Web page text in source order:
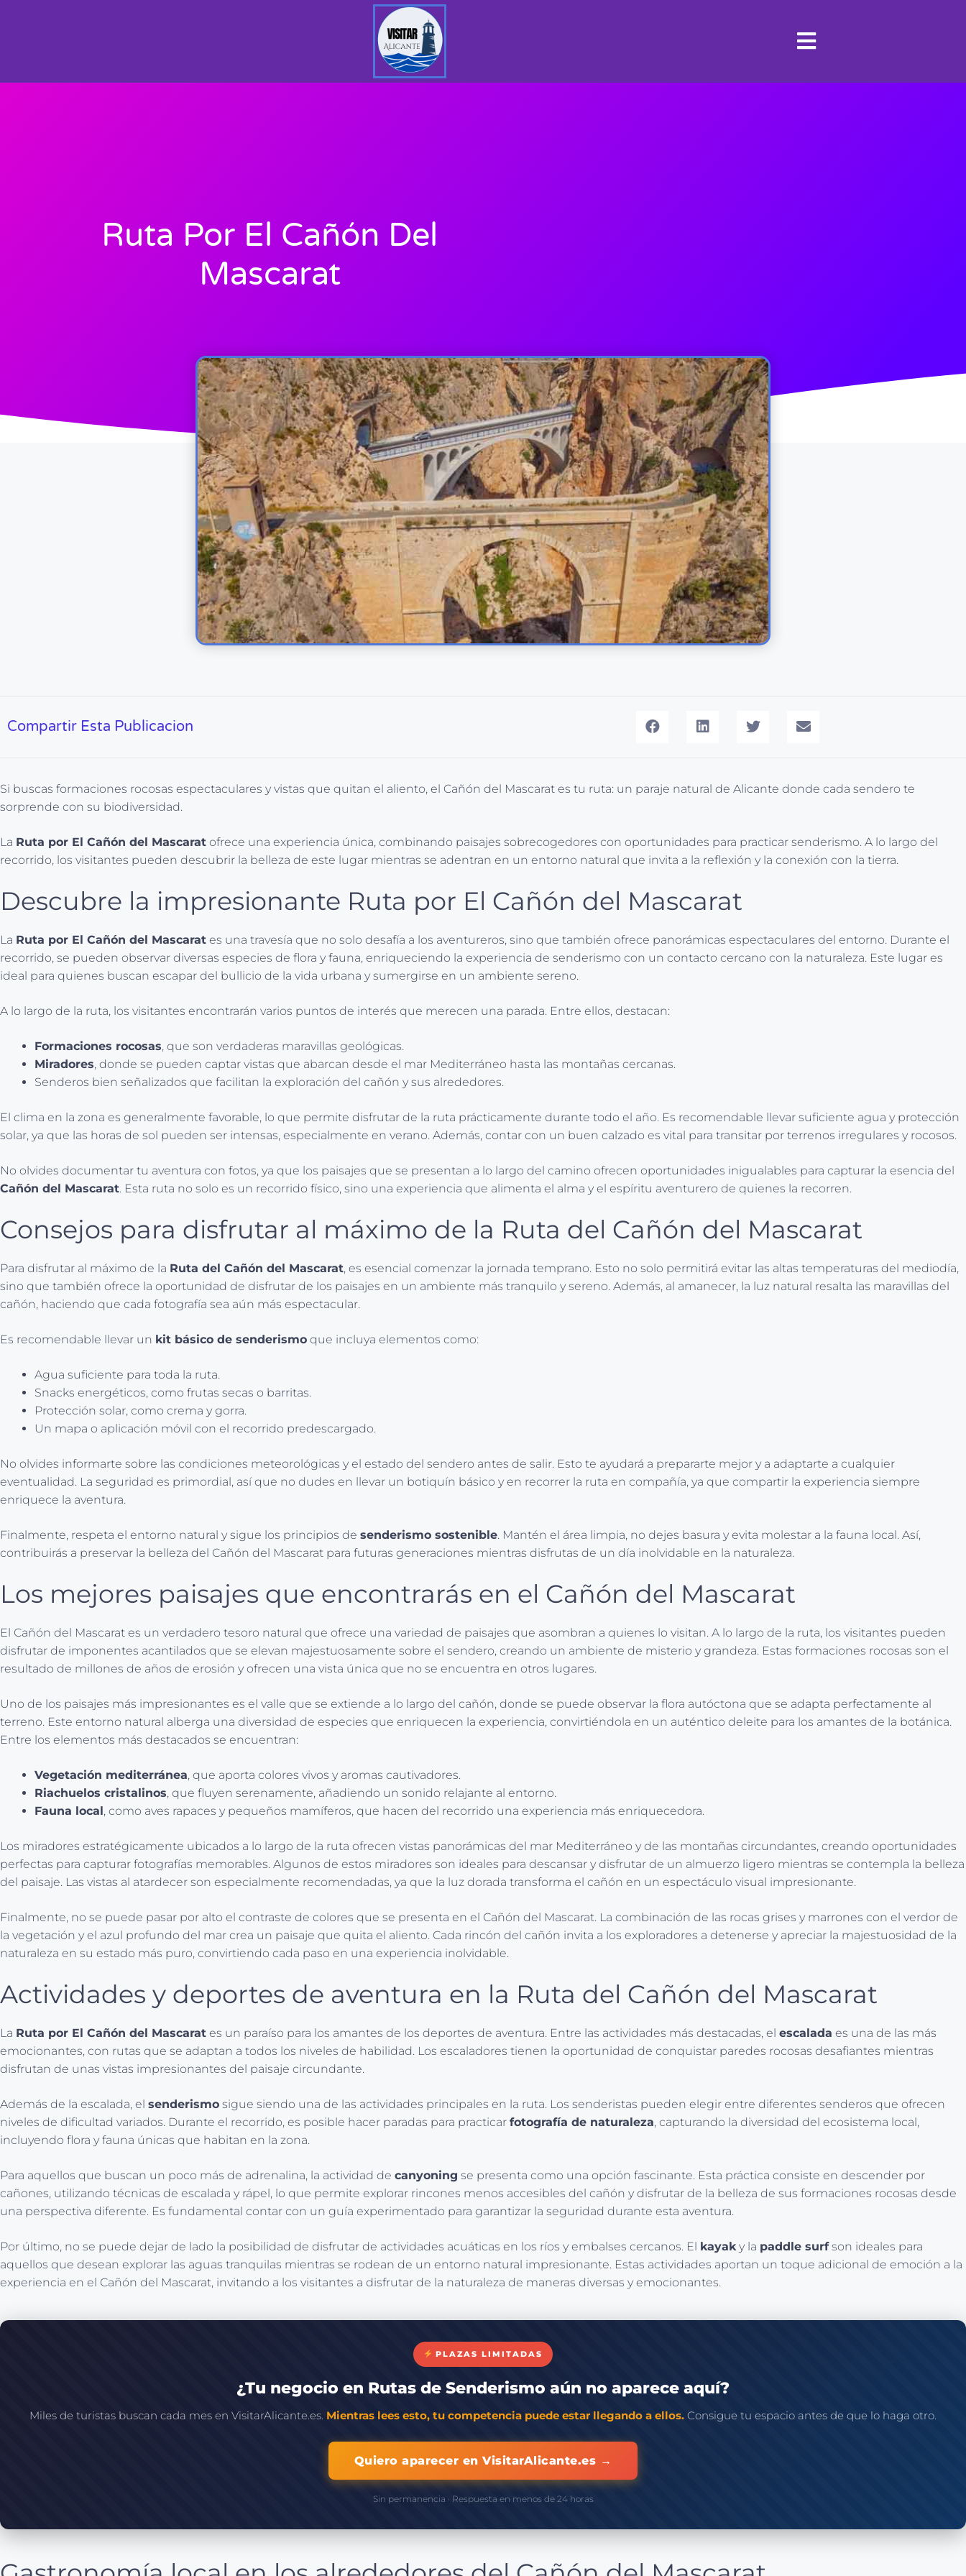
Ruta Por El Cañón Del
Mascarat
Compartir Esta Publicacion
Si buscas formaciones rocosas espectaculares y vistas que quitan el aliento, el Cañón del Mascarat es tu ruta: un paraje natural de Alicante donde cada sendero te
sorprende con su biodiversidad.
La Ruta por El Cañón del Mascarat ofrece una experiencia única, combinando paisajes sobrecogedores con oportunidades para practicar senderismo. A lo largo del
recorrido, los visitantes pueden descubrir la belleza de este lugar mientras se adentran en un entorno natural que invita a la reflexión y la conexión con la tierra.
Descubre la impresionante Ruta por El Cañón del Mascarat
La Ruta por El Cañón del Mascarat es una travesía que no solo desafía a los aventureros, sino que también ofrece panorámicas espectaculares del entorno. Durante el
recorrido, se pueden observar diversas especies de flora y fauna, enriqueciendo la experiencia de senderismo con un contacto cercano con la naturaleza. Este lugar es
ideal para quienes buscan escapar del bullicio de la vida urbana y sumergirse en un ambiente sereno.
A lo largo de la ruta, los visitantes encontrarán varios puntos de interés que merecen una parada. Entre ellos, destacan:
Formaciones rocosas, que son verdaderas maravillas geológicas.
Miradores, donde se pueden captar vistas que abarcan desde el mar Mediterráneo hasta las montañas cercanas.
Senderos bien señalizados que facilitan la exploración del cañón y sus alrededores.
El clima en la zona es generalmente favorable, lo que permite disfrutar de la ruta prácticamente durante todo el año. Es recomendable llevar suficiente agua y protección
solar, ya que las horas de sol pueden ser intensas, especialmente en verano. Además, contar con un buen calzado es vital para transitar por terrenos irregulares y rocosos.
No olvides documentar tu aventura con fotos, ya que los paisajes que se presentan a lo largo del camino ofrecen oportunidades inigualables para capturar la esencia del
Cañón del Mascarat. Esta ruta no solo es un recorrido físico, sino una experiencia que alimenta el alma y el espíritu aventurero de quienes la recorren.
Consejos para disfrutar al máximo de la Ruta del Cañón del Mascarat
Para disfrutar al máximo de la Ruta del Cañón del Mascarat, es esencial comenzar la jornada temprano. Esto no solo permitirá evitar las altas temperaturas del mediodía,
sino que también ofrece la oportunidad de disfrutar de los paisajes en un ambiente más tranquilo y sereno. Además, al amanecer, la luz natural resalta las maravillas del
cañón, haciendo que cada fotografía sea aún más espectacular.
Es recomendable llevar un kit básico de senderismo que incluya elementos como:
Agua suficiente para toda la ruta.
Snacks energéticos, como frutas secas o barritas.
Protección solar, como crema y gorra.
Un mapa o aplicación móvil con el recorrido predescargado.
No olvides informarte sobre las condiciones meteorológicas y el estado del sendero antes de salir. Esto te ayudará a prepararte mejor y a adaptarte a cualquier
eventualidad. La seguridad es primordial, así que no dudes en llevar un botiquín básico y en recorrer la ruta en compañía, ya que compartir la experiencia siempre
enriquece la aventura.
Finalmente, respeta el entorno natural y sigue los principios de senderismo sostenible. Mantén el área limpia, no dejes basura y evita molestar a la fauna local. Así,
contribuirás a preservar la belleza del Cañón del Mascarat para futuras generaciones mientras disfrutas de un día inolvidable en la naturaleza.
Los mejores paisajes que encontrarás en el Cañón del Mascarat
El Cañón del Mascarat es un verdadero tesoro natural que ofrece una variedad de paisajes que asombran a quienes lo visitan. A lo largo de la ruta, los visitantes pueden
disfrutar de imponentes acantilados que se elevan majestuosamente sobre el sendero, creando un ambiente de misterio y grandeza. Estas formaciones rocosas son el
resultado de millones de años de erosión y ofrecen una vista única que no se encuentra en otros lugares.
Uno de los paisajes más impresionantes es el valle que se extiende a lo largo del cañón, donde se puede observar la flora autóctona que se adapta perfectamente al
terreno. Este entorno natural alberga una diversidad de especies que enriquecen la experiencia, convirtiéndola en un auténtico deleite para los amantes de la botánica.
Entre los elementos más destacados se encuentran:
Vegetación mediterránea, que aporta colores vivos y aromas cautivadores.
Riachuelos cristalinos, que fluyen serenamente, añadiendo un sonido relajante al entorno.
Fauna local, como aves rapaces y pequeños mamíferos, que hacen del recorrido una experiencia más enriquecedora.
Los miradores estratégicamente ubicados a lo largo de la ruta ofrecen vistas panorámicas del mar Mediterráneo y de las montañas circundantes, creando oportunidades
perfectas para capturar fotografías memorables. Algunos de estos miradores son ideales para descansar y disfrutar de un almuerzo ligero mientras se contempla la belleza
del paisaje. Las vistas al atardecer son especialmente recomendadas, ya que la luz dorada transforma el cañón en un espectáculo visual impresionante.
Finalmente, no se puede pasar por alto el contraste de colores que se presenta en el Cañón del Mascarat. La combinación de las rocas grises y marrones con el verdor de
la vegetación y el azul profundo del mar crea un paisaje que quita el aliento. Cada rincón del cañón invita a los exploradores a detenerse y apreciar la majestuosidad de la
naturaleza en su estado más puro, convirtiendo cada paso en una experiencia inolvidable.
Actividades y deportes de aventura en la Ruta del Cañón del Mascarat
La Ruta por El Cañón del Mascarat es un paraíso para los amantes de los deportes de aventura. Entre las actividades más destacadas, el escalada es una de las más
emocionantes, con rutas que se adaptan a todos los niveles de habilidad. Los escaladores tienen la oportunidad de conquistar paredes rocosas desafiantes mientras
disfrutan de unas vistas impresionantes del paisaje circundante.
Además de la escalada, el senderismo sigue siendo una de las actividades principales en la ruta. Los senderistas pueden elegir entre diferentes senderos que ofrecen
niveles de dificultad variados. Durante el recorrido, es posible hacer paradas para practicar fotografía de naturaleza, capturando la diversidad del ecosistema local,
incluyendo flora y fauna únicas que habitan en la zona.
Para aquellos que buscan un poco más de adrenalina, la actividad de canyoning se presenta como una opción fascinante. Esta práctica consiste en descender por
cañones, utilizando técnicas de escalada y rápel, lo que permite explorar rincones menos accesibles del cañón y disfrutar de la belleza de sus formaciones rocosas desde
una perspectiva diferente. Es fundamental contar con un guía experimentado para garantizar la seguridad durante esta aventura.
Por último, no se puede dejar de lado la posibilidad de disfrutar de actividades acuáticas en los ríos y embalses cercanos. El kayak y la paddle surfson ideales para
aquellos que desean explorar las aguas tranquilas mientras se rodean de un entorno natural impresionante. Estas actividades aportan un toque adicional de emoción a la
experiencia en el Cañón del Mascarat, invitando a los visitantes a disfrutar de la naturaleza de maneras diversas y emocionantes.
PLAZAS LIMITADAS
¿Tu negocio en Rutas de Senderismo aún no aparece aquí?
Miles de turistas buscan cada mes en VisitarAlicante.es. Mientras lees esto, tu competencia puede estar llegando a ellos. Consigue tu espacio antes de que lo haga otro.
Quiero aparecer en VisitarAlicante.es →
Sin permanencia · Respuesta en menos de 24 horas